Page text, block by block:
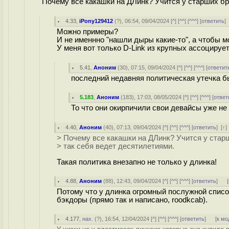
4.33 ,iPony129412 (?), 06:54, 09/04/2024 [^] [^^] [^^^] [ответить]
Можно примеры?
И не именнно "нашли дыры какие-то", а чтобы
У меня вот только D-Link из крупных
5.41 ,Аноним (30), 07:15, 09/04/2024 [^] [^^] [^^^] [
последний недавняя политическая утечка
5.183 ,Аноним (183), 17:03, 08/05/2024 [^] [^^] [^^^] [
То что они окирпичили свои девайсы уже не
4.40 ,Аноним (40), 07:13, 09/04/2024 [^] [^^] [^^^] [ответить][↑
> Почему все какашки на ДЛинк? Учится у
> так себя ведет десятилетиями.
Такая политика внезапно не только у длинка!
4.88 ,Аноним (88), 12:43, 09/04/2024 [^] [^^] [^^^] [ответить] [
Потому что у длинка огромный послужной
бэкдоры (прямо так и написано, roodkcab).
4.177 ,нах. (?), 16:54, 12/04/2024 [^] [^^] [^^^] [ответить] [к